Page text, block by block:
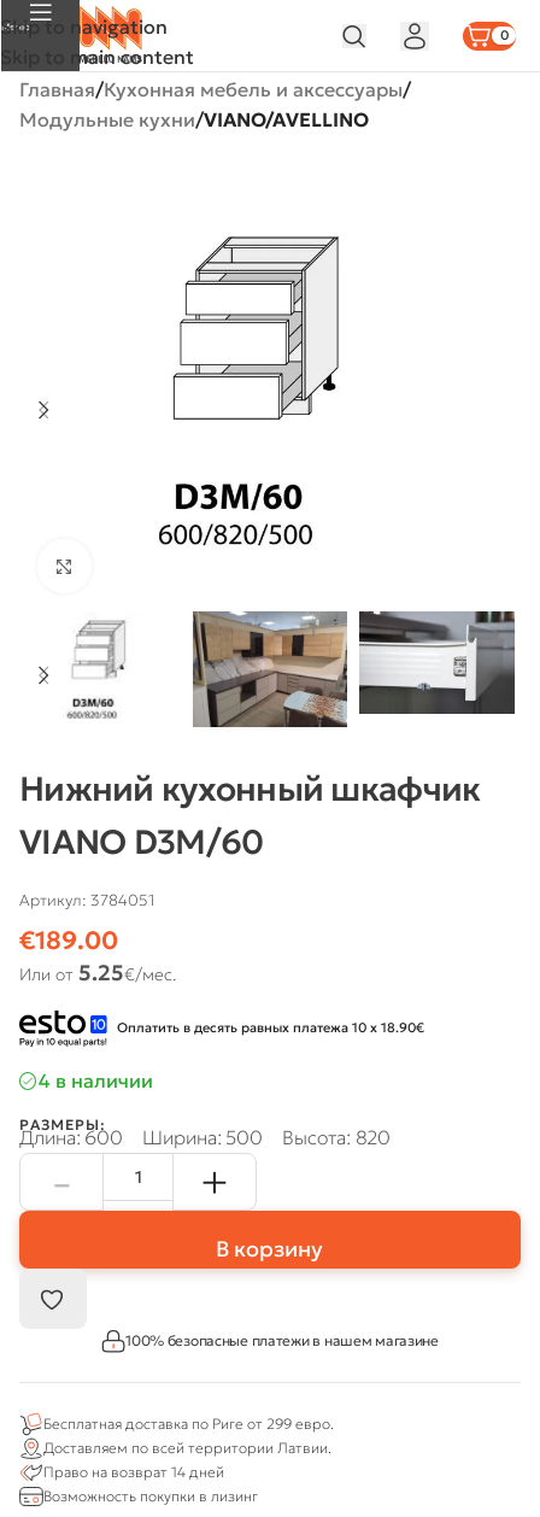
Skip to navigation
Skip to main content
Меню 0
Главная Кухонная мебель и аксессуары
Модульные кухни VIANO/AVELLINO
Нижний кухонный шкафчик
VIANO D3M/60
Артикул: 3784051
€189.00
Или от 5.25€/мес.
Оплатить в десять равных платежа 10 x 18.90€
4 в наличии
РАЗМЕРЫ:
Длина: 600 Ширина: 500 Высота: 820
В корзину
100% безопасные платежи в нашем магазине
Бесплатная доставка по Риге от 299 евро.
Доставляем по всей территории Латвии.
Право на возврат 14 дней
Возможность покупки в лизинг